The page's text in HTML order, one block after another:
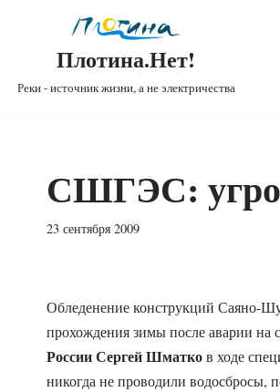
Плотина.Нет!
Реки - источник жизни, а не электричества
СШГЭС:
23 сентября 2009
Обледенение конструкций Саяно-
прохождения зимы после аварии на
России Сергей Шматков ходе
никогда не проводили водосбросы,